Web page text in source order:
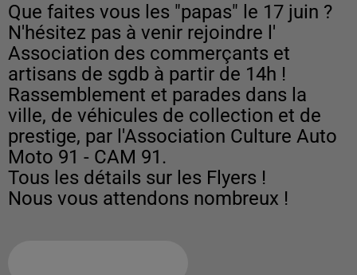
Que faites vous les "papas" le 17 juin ?
N'hésitez pas à venir rejoindre l'
Association des commerçants et
artisans de sgdb à partir de 14h !
Rassemblement et parades dans la
ville, de véhicules de collection et de
prestige, par l'Association Culture Auto
Moto 91 - CAM 91.
Tous les détails sur les Flyers !
Nous vous attendons nombreux !